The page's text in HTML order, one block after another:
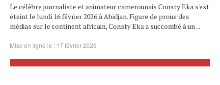
Le célèbre journaliste et animateur camerounais Consty Eka s'est
éteint le lundi 16 février 2026 à Abidjan. Figure de proue des
médias sur le continent africain, Consty Eka a succombé à un ...
Mise en ligne le : 17 février 2026